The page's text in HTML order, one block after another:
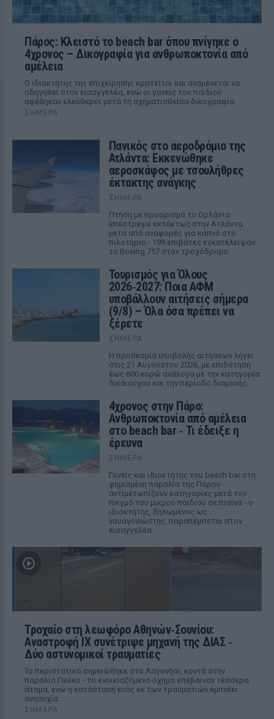
Πάρος: Κλειστό το beach bar όπου πνίγηκε ο
4χρονος – Δικογραφία για ανθρωποκτονία από
αμέλεια
Ο ιδιοκτήτης της επιχείρησης κρατείται και αναμένεται να
οδηγηθεί στον εισαγγελέα, ενώ οι γονείς του παιδιού
αφέθηκαν ελεύθεροι μετά τη σχηματισθείσα δικογραφία.
ΣΉΜΕΡΑ
Πανικός στο αεροδρόμιο της
Ατλάντα: Εκκενώθηκε
αεροσκάφος με τσουλήθρες
έκτακτης ανάγκης
ΣΉΜΕΡΑ
Πτήση με προορισμό το Ορλάντο
επέστρεψε εκτάκτως στην Ατλάντα
μετά από αναφορές για καπνό στο
πιλοτήριο - 199 επιβάτες εγκατέλειψαν
το Boeing 757 στον τροχόδρομο.
Τουρισμός για Όλους
2026‑2027: Ποια ΑΦΜ
υποβάλλουν αιτήσεις σήμερα
(9/8) – Όλα όσα πρέπει να
ξέρετε
ΣΉΜΕΡΑ
Η προθεσμία υποβολής αιτήσεων λήγει
στις 21 Αυγούστου 2026, με επιδότηση
έως 600 ευρώ ανάλογα με την κατηγορία
δικαιούχου και την περίοδο διαμονής.
4χρονος στην Πάρο:
Ανθρωποκτονία από αμέλεια
στο beach bar ‑ Τι έδειξε η
έρευνα
ΣΉΜΕΡΑ
Γονείς και ιδιοκτήτης του beach bar στη
φημισμένη παραλία της Πάρου
αντιμετωπίζουν κατηγορίες μετά τον
πνιγμό του μικρού παιδιού σε πισίνα - ο
ιδιοκτήτης, δηλωμένος ως
ναυαγοσώστης, παραπέμπεται στον
εισαγγελέα
Τροχαίο στη λεωφόρο Αθηνών‑Σουνίου:
Αναστροφή ΙΧ συνέτριψε μηχανή της ΔΙΑΣ ‑
Δύο αστυνομικοί τραυματίες
Το περιστατικό σημειώθηκε στο Λαγονήσι, κοντά στην
παραλία Πεύκο - το ενοικιαζόμενο όχημα επέβαιναν τέσσερα
άτομα, ενώ η κατάσταση ενός εκ των τραυματιών εμπνέει
ανησυχία.
ΣΉΜΕΡΑ